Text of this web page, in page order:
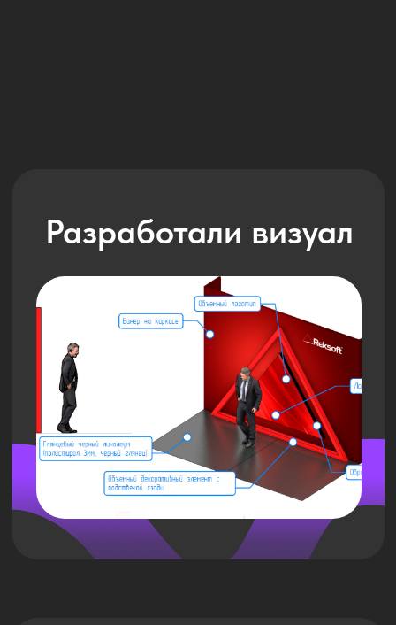
Воплотили в
реальность